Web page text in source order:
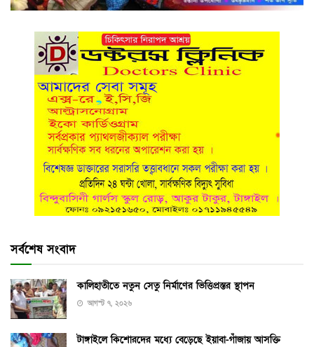
সর্বশেষ সংবাদ
কালিহাতীতে নতুন সেতু নির্মাণের ভিত্তিপ্রস্তর স্থাপন
আগস্ট ৭, ২০২৬
টাঙ্গাইলে কিশোরদের মধ্যে বেড়েছে ইয়াবা-গাঁজায় আসক্তি